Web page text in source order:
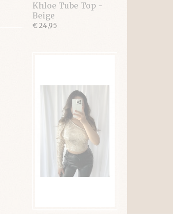
Khloe Tube Top -
Beige
€ 24,95